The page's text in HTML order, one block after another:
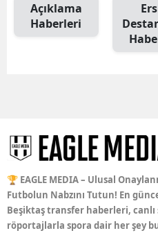
Açıklama
Haberleri
🏆 EAGLE MEDIA – Ulusal
Futbolun Nabzını Tutun! En
Beşiktaş transfer haberleri, canlı
röportajlarla spora dair her şey